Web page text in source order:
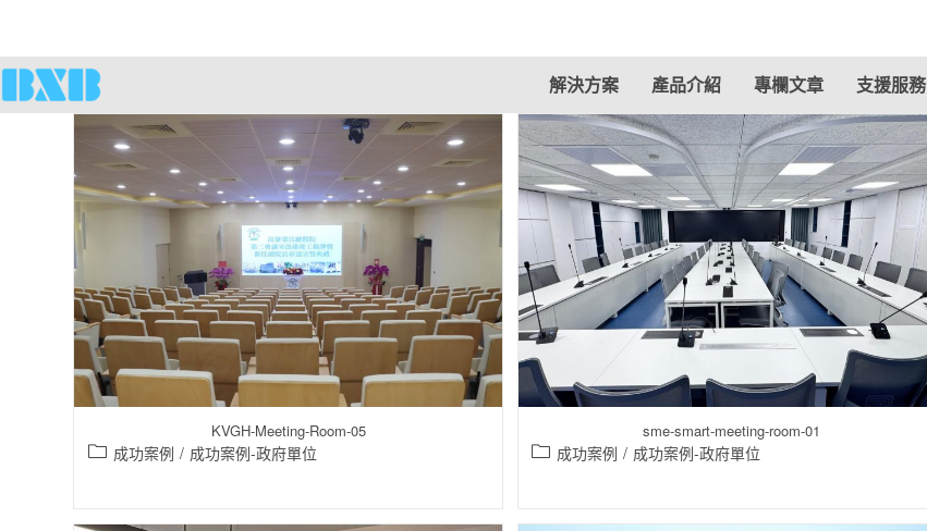
解決方案 產品介紹 專欄文章 支援服務
KVGH-Meeting-Room-05
成功案例 / 成功案例-政府單位
sme-smart-meeting-room-01
成功案例 / 成功案例-政府單位